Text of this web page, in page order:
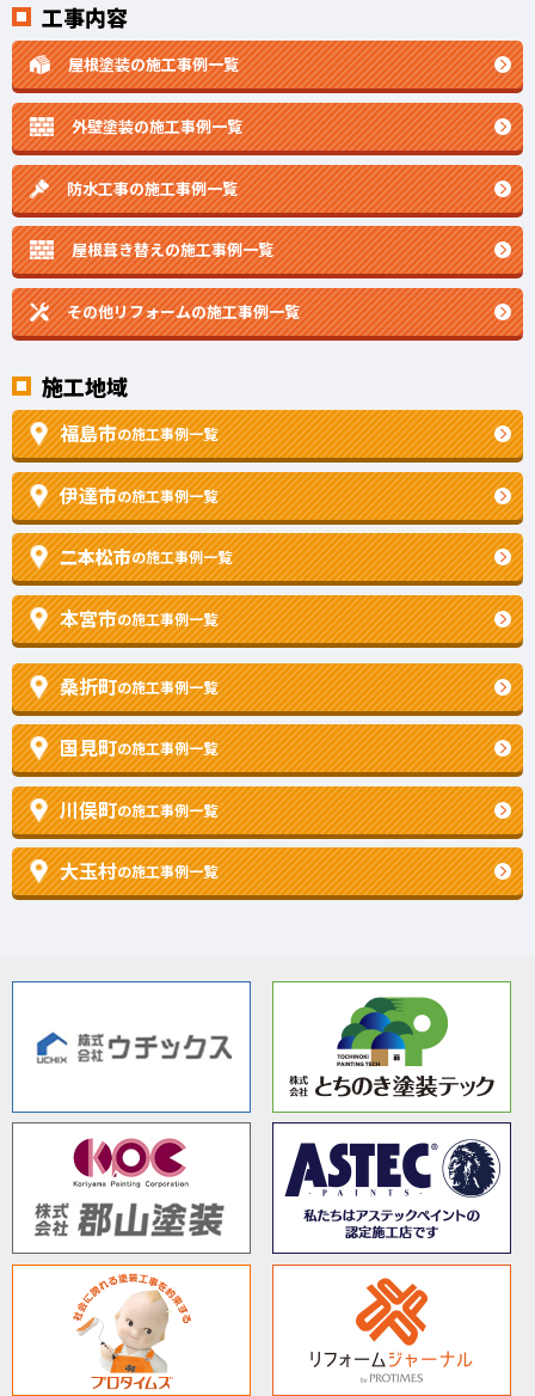
工事内容
屋根塗装の施工事例一覧
外壁塗装の施工事例一覧
防水工事の施工事例一覧
屋根葺き替えの施工事例一覧
その他リフォームの施工事例一覧
施工地域
福島市の施工事例一覧
伊達市の施工事例一覧
二本松市の施工事例一覧
本宮市の施工事例一覧
桑折町の施工事例一覧
国見町の施工事例一覧
川俣町の施工事例一覧
大玉村の施工事例一覧